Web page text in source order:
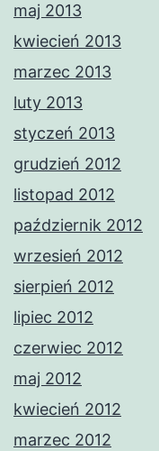
maj 2013
kwiecień 2013
marzec 2013
luty 2013
styczeń 2013
grudzień 2012
listopad 2012
październik 2012
wrzesień 2012
sierpień 2012
lipiec 2012
czerwiec 2012
maj 2012
kwiecień 2012
marzec 2012